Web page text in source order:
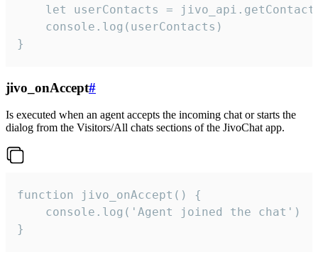
let userContacts =
    console.log(userContacts)
}
jivo_onAccept#
Is executed when an agent accepts the incoming chat or starts the
dialog from the Visitors/All chats sections of the JivoChat app.
function jivo_onAccept() {
}